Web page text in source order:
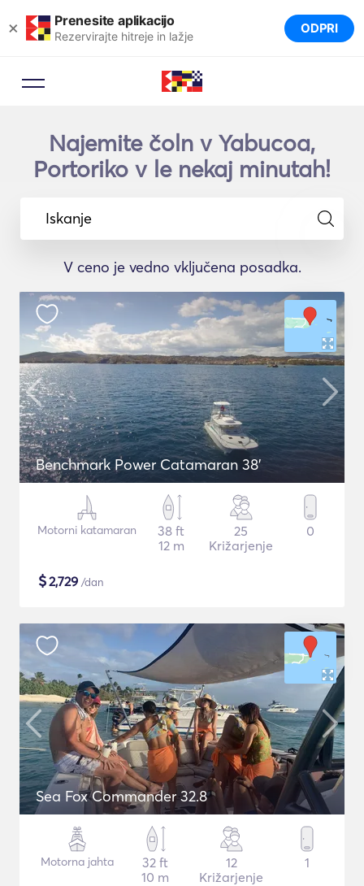
× Prenesite aplikacijo
Rezervirajte hitreje in lažje ODPRI
Najemite čoln v Yabucoa,
Portoriko v le nekaj minutah!
Iskanje
V ceno je vedno vključena posadka.
Benchmark Power Catamaran 38'
Motorni katamaran
38 ft
12 m
25
Križarjenje
0
$2,729 /dan
Sea Fox Commander 32.8
Motorna jahta
32 ft
10 m
12
Križarjenje
1